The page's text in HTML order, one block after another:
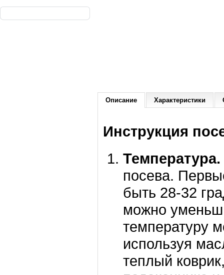
Описание Характеристики
Инструкция
Температура.
посева.
быть 28-32
можно
температуру
используя
теплый